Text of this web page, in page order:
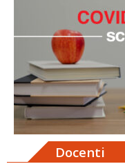
Docenti